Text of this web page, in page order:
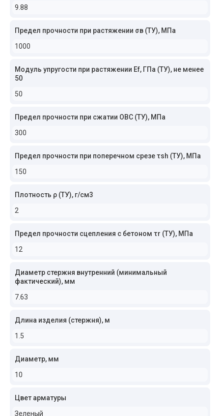
9.88
Предел прочности при растяжении σв (ТУ), МПа
1000
Модуль упругости при растяжении Ef, ГПа (ТУ), не менее
50
50
Предел прочности при сжатии ОВС (ТУ), МПа
300
Предел прочности при поперечном срезе τsh (ТУ), МПа
150
Плотность ρ (ТУ), г/см3
2
Предел прочности сцепления с бетоном τr (ТУ), МПа
12
Диаметр стержня внутренний (минимальный
фактический), мм
7.63
Длина изделия (стержня), м
1.5
Диаметр, мм
10
Цвет арматуры
Зеленый